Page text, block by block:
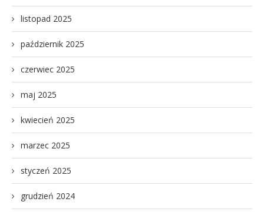
listopad 2025
październik 2025
czerwiec 2025
maj 2025
kwiecień 2025
marzec 2025
styczeń 2025
grudzień 2024